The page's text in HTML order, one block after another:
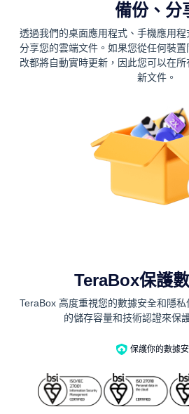
備份、分
透過我們的桌面應用程式、手機應用
分享您的雲端文件。如果您從任何裝
改都將自動實時更新，因此您可以在
新文件。
TeraBox保護
TeraBox 高度重視您的數據安全和隱
的儲存容量和技術認證來保
保護你的數據